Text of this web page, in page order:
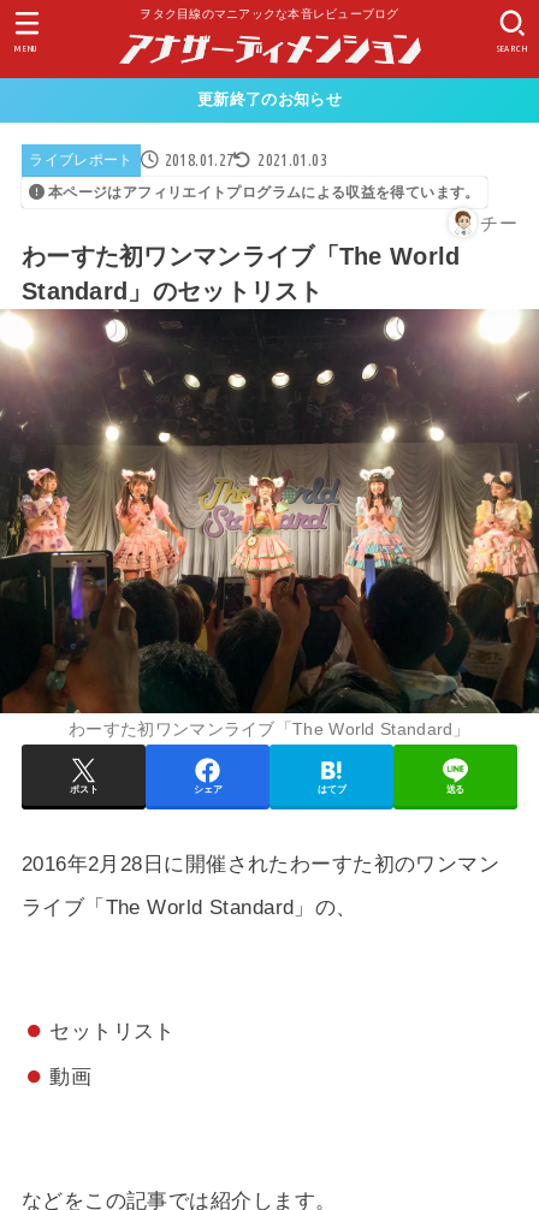
ヲタク目線のマニアックな本音レビューブログ
SEARCH
MENU
更新終了のお知らせ
ライブレポート 2018.01.27 2021.01.03
本ページはアフィリエイトプログラムによる収益を得ています。
チー
わーすた初ワンマンライブ「The World
Standard」のセットリスト
わーすた初ワンマンライブ「The World Standard」
ポスト シェア はてブ 送る
2016年2月28日に開催されたわーすた初のワンマン
ライブ「The World Standard」の、
セットリスト
動画
などをこの記事では紹介します。